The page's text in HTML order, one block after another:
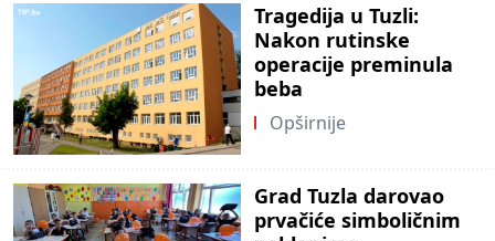
Tragedija u Tuzli:
Nakon rutinske
operacije preminula
beba
Opširnije
Grad Tuzla darovao
prvačiće simboličnim